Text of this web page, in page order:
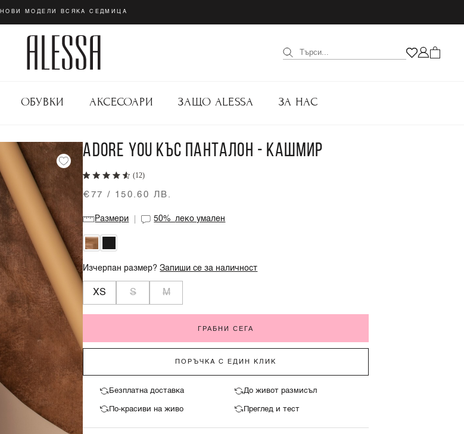
НОВИ МОДЕЛИ ВСЯКА СЕДМИЦА
ОБУВКИ АКСЕСОАРИ ЗАЩО ALESSA ЗА НАС
ADORE YOU КЪС ПАНТАЛОН - КАШМИР
(12)
€77 / 150.60 ЛВ.
Размери 50%леко умален
Изчерпан размер?Запиши се за наличност
XS S M
ГРАБНИ СЕГА
ПОРЪЧКА С ЕДИН КЛИК
Безплатна доставка До живот размисъл
По-красиви на живо Преглед и тест